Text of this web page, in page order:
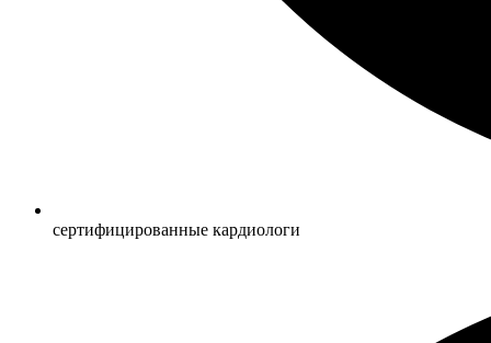
сертифицированные кардиологи